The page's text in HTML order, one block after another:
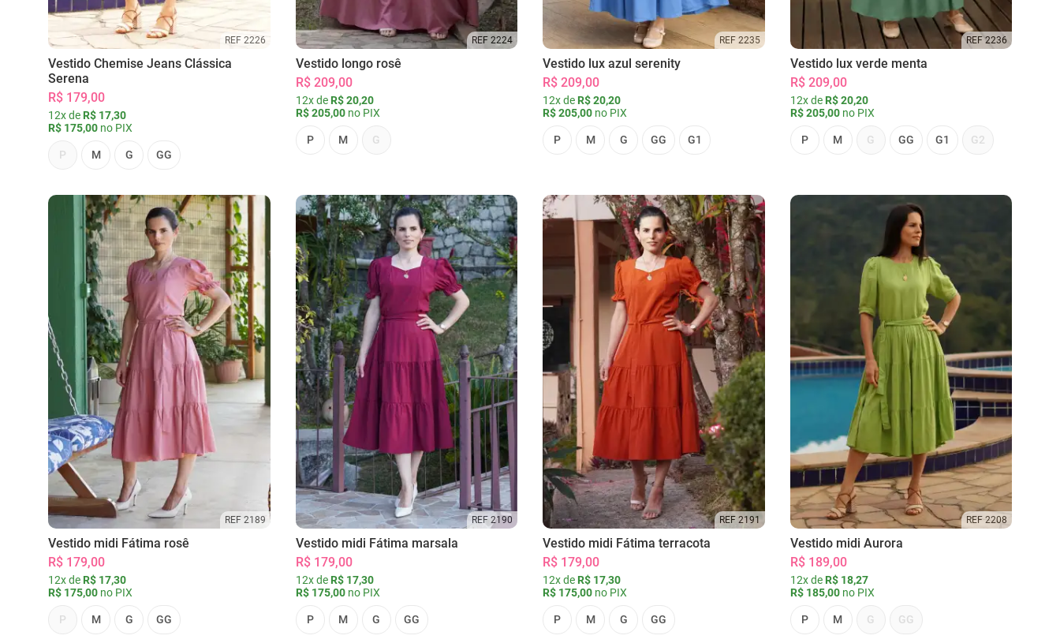
REF 2226
Vestido Chemise Jeans Clássica
Serena
R$ 179,00
12x de R$ 17,30
R$ 175,00 no PIX
P M G GG
REF 2224
Vestido longo rosê
R$ 209,00
12x de R$ 20,20
R$ 205,00no PIX
P M G
REF 2235
Vestido lux azul serenity
R$ 209,00
12x de R$ 20,20
R$ 205,00 no PIX
P M G GG G1
REF 2236
Vestido lux verde menta
R$ 209,00
12x de R$ 20,20
R$ 205,00no PIX
P M G GG G1 G2
REF 2189
Vestido midi Fátima rosê
R$ 179,00
12x de R$ 17,30
R$ 175,00 no PIX
P M G GG
REF 2190
Vestido midi Fátima marsala
R$ 179,00
12x de R$ 17,30
R$ 175,00no PIX
P M G GG
REF 2191
Vestido midi Fátima terracota
R$ 179,00
12x de R$ 17,30
R$ 175,00 no PIX
P M G GG
REF 2208
Vestido midi Aurora
R$ 189,00
12x de R$ 18,27
R$ 185,00no PIX
P M G GG